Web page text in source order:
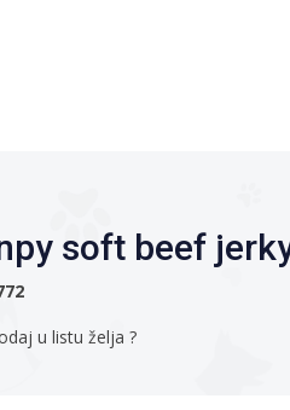
soft beef
u listu želja ?